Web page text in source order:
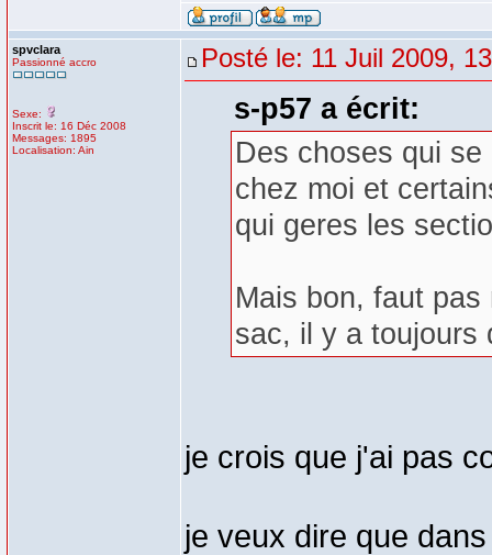
spvclara
Passionné accro
Sexe:
Inscrit le: 16 Déc 2008
Messages: 1895
Localisation: Ain
Posté le: 11 Juil 2009,
s-p57 a écrit:
Des choses qui
chez moi et
qui geres les
Mais bon, faut
sac, il y a toujours
je crois que j'ai pas
je veux dire que